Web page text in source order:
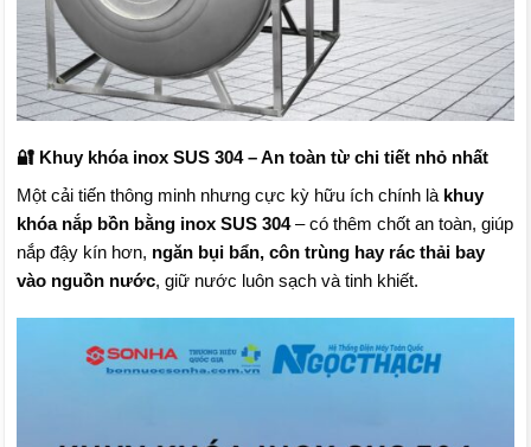
🔐 Khuy khóa inox SUS 304 – An toàn từ chi tiết nhỏ nhất
Một cải tiến thông minh nhưng cực kỳ hữu ích chính là khuy
khóa nắp bồn bằng inox SUS 304– có thêm chốt an toàn, giúp
nắp đậy kín hơn, ngăn bụi bẩn, côn trùng hay rác thải bay
vào nguồn nước, giữ nước luôn sạch và tinh khiết.